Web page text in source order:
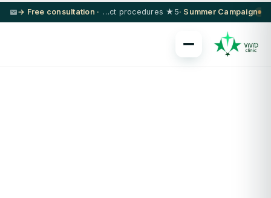
Summer Campaign ·
5★ hotel + VIP transfer on select procedures
· Free consultation →